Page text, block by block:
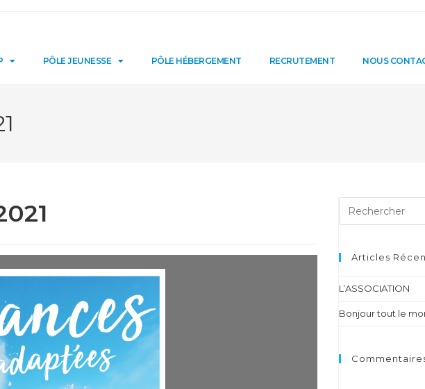
PÔLE JEUNESSE PÔLE HÉBERGEMENT RECRUTEMENT NOUS
Articles
L’ASSOCIATION
Bonjour tout le